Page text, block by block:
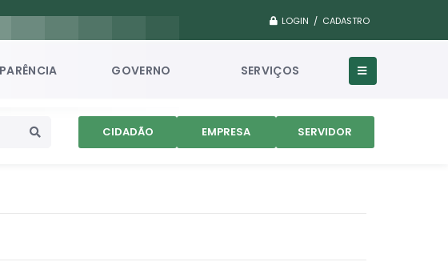
LOGIN / CADASTRO
GOVERNO SERVIÇOS
CIDADÃO EMPRESA SERVIDOR